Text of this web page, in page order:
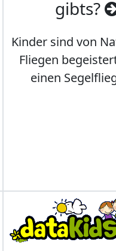
gibts?
Kinder sind von
Fliegen
einen